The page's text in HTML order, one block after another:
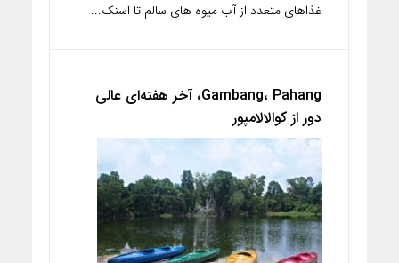
غذاهای متعدد از آب میوه های سالم تا اسنک...
Gambang، Pahang، آخر هفته‌ای عالی
دور از کوالالامپور